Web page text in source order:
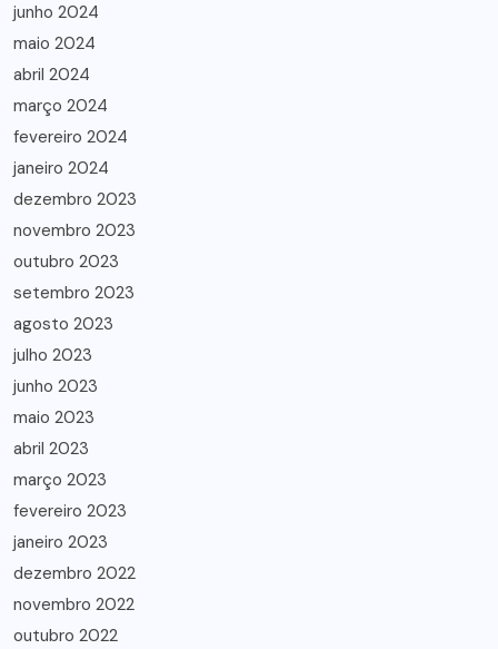
junho 2024
maio 2024
abril 2024
março 2024
fevereiro 2024
janeiro 2024
dezembro 2023
novembro 2023
outubro 2023
setembro 2023
agosto 2023
julho 2023
junho 2023
maio 2023
abril 2023
março 2023
fevereiro 2023
janeiro 2023
dezembro 2022
novembro 2022
outubro 2022